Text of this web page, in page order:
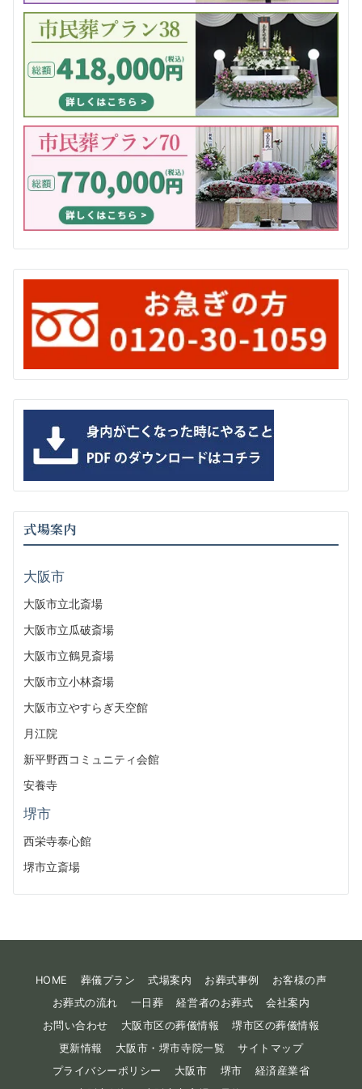
式場案内
大阪市
大阪市立北斎場
大阪市立瓜破斎場
大阪市立鶴見斎場
大阪市立小林斎場
大阪市立やすらぎ天空館
月江院
新平野西コミュニティ会館
安養寺
堺市
西栄寺泰心館
堺市立斎場
HOME 葬儀プラン 式場案内 お葬式事例
お客様の声
お葬式の流れ
一日葬 経営者のお葬式
会社案内
お問い合わせ
大阪市区の葬儀情報
堺市区の葬儀情報
更新情報
大阪市・堺市寺院一覧
サイトマップ
プライバシーポリシー
大阪市 堺市
経済産業省